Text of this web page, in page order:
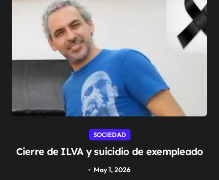
SOCIEDAD
Cierre de ILVA y suicidio de exempleado
May 1, 2026